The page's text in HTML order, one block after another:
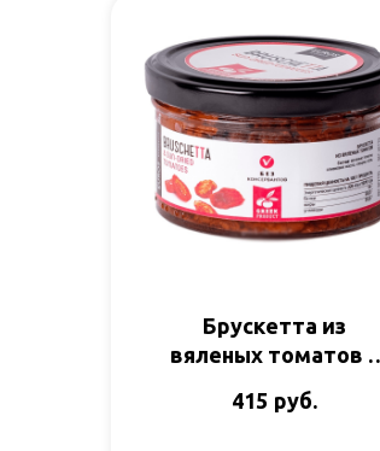
Брускетта из
вяленых томатов с
специями 150гр
415 руб.